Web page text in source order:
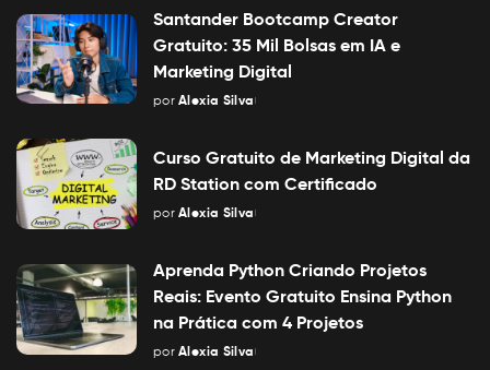
Santander Bootcamp Creator
Gratuito: 35 Mil Bolsas em IA e
Marketing Digital
Posted
por Alexia Silva
Curso Gratuito de Marketing Digital da
RD Station com Certificado
Posted
por Alexia Silva
Aprenda Python Criando Projetos
Reais: Evento Gratuito Ensina Python
na Prática com 4 Projetos
Posted
por Alexia Silva